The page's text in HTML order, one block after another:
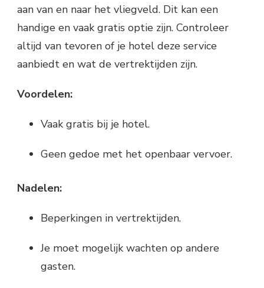
aan van en naar het vliegveld. Dit kan een
handige en vaak gratis optie zijn. Controleer
altijd van tevoren of je hotel deze service
aanbiedt en wat de vertrektijden zijn.
Voordelen:
Vaak gratis bij je hotel.
Geen gedoe met het openbaar vervoer.
Nadelen:
Beperkingen in vertrektijden.
Je moet mogelijk wachten op andere
gasten.